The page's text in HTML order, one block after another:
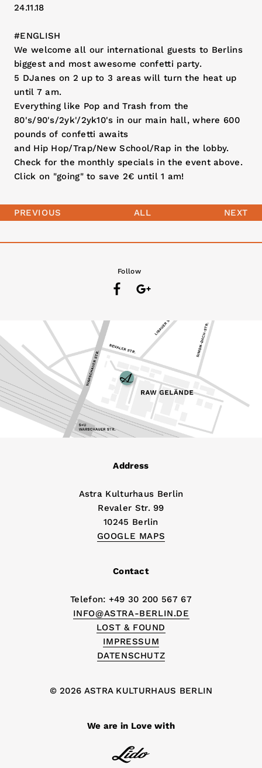
24.11.18
#ENGLISH
We welcome all our international guests to Berlins
biggest and most awesome confetti party.
5 DJanes on 2 up to 3 areas will turn the heat up
until 7 am.
Everything like Pop and Trash from the
80's/90's/2yk'/2yk10's in our main hall, where 600
pounds of confetti awaits
and Hip Hop/Trap/New School/Rap in the lobby.
Check for the monthly specials in the event above.
Click on "going" to save 2€ until 1 am!
PREVIOUS ALL NEXT
Follow
Address
Astra Kulturhaus Berlin
Revaler Str. 99
10245 Berlin
GOOGLE MAPS
Contact
Telefon: +49 30 200 567 67
INFO@ASTRA-BERLIN.DE
LOST & FOUND
IMPRESSUM
DATENSCHUTZ
© 2026 ASTRA KULTURHAUS BERLIN
We are in Love with